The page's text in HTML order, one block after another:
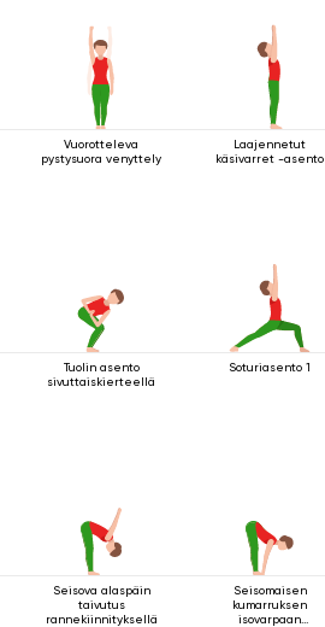
Vuorotteleva
pystysuora venyttely
Laajennetut
käsivarret -asento
Tuolin asento
sivuttaiskierteellä
Soturiasento 1
Seisova alaspäin
taivutus
rannekiinnityksellä
Seisomaisen
kumarruksen
isovarpaan